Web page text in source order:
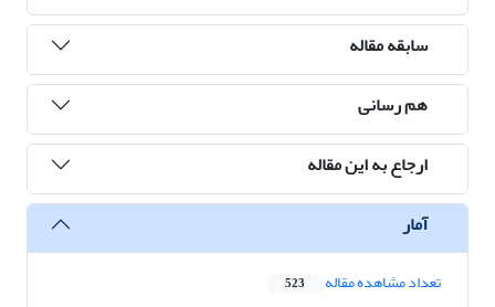
سابقه مقاله
هم رسانی
ارجاع به این مقاله
آمار
تعداد مشاهده مقاله 523